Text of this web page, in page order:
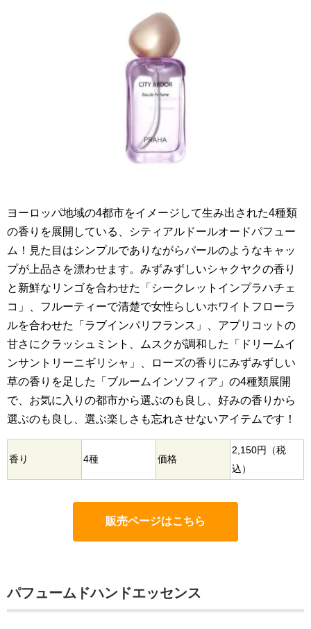
ヨーロッパ地域の4都市をイメージして生み出された4種類
の香りを展開している、シティアルドールオードパフュー
ム！見た目はシンプルでありながらパールのようなキャッ
プが上品さを漂わせます。みずみずしいシャクヤクの香り
と新鮮なリンゴを合わせた「シークレットインプラハチェ
コ」、フルーティーで清楚で女性らしいホワイトフローラ
ルを合わせた「ラブインパリフランス」、アプリコットの
甘さにクラッシュミント、ムスクが調和した「ドリームイ
ンサントリーニギリシャ」、ローズの香りにみずみずしい
草の香りを足した「ブルームインソフィア」の4種類展開
で、お気に入りの都市から選ぶのも良し、好みの香りから
選ぶのも良し、選ぶ楽しさも忘れさせないアイテムです！
香り 4種 価格
2,150円（税
込）
販売ページはこちら
パフュームドハンドエッセンス